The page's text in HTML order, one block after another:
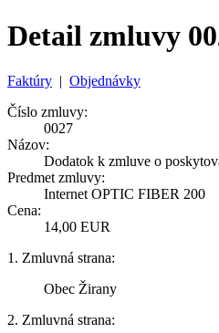
Detail zmluvy
Faktúry | Objednávky
Číslo zmluvy:
0027
Názov:
Dodatok k zmluve o
Predmet zmluvy:
Internet OPTIC FIBER 200
Cena:
14,00 EUR
1. Zmluvná strana:
Obec Žirany
2. Zmluvná strana: